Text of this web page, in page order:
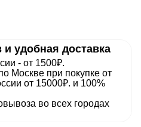
удобная доставка
- от 1500₽.
Москве при покупке от
от 15000₽. и 100%
во всех городах